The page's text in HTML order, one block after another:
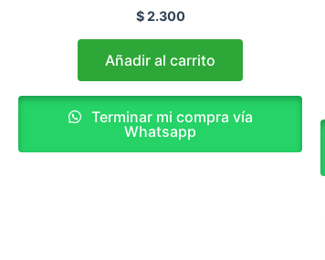
$2.300
Añadir al carrito
Terminar mi compra vía
Whatsapp